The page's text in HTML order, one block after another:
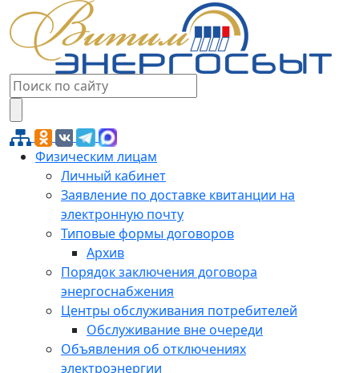
Физическим лицам
Личный кабинет
Заявление по доставке квитанции на
электронную почту
Типовые формы договоров
Архив
Порядок заключения договора
энергоснабжения
Центры обслуживания потребителей
Обслуживание вне очереди
Объявления об отключениях
электроэнергии